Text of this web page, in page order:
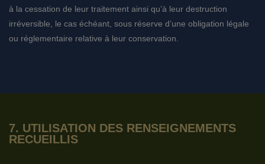
à la cessation de leur traitement ainsi qu’à leur destruction
irréversible, le cas échéant, sous réserve d’une obligation légale
ou réglementaire relative à leur conservation.
7. UTILISATION DES RENSEIGNEMENTS
RECUEILLIS